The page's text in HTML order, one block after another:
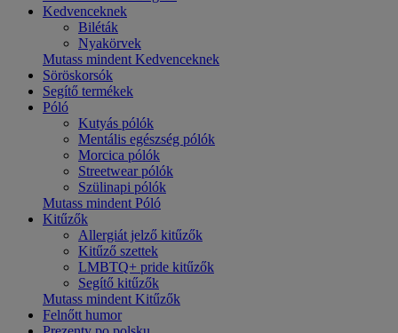
Kedvenceknek
Biléták
Nyakörvek
Mutass mindent Kedvenceknek
Söröskorsók
Segítő termékek
Póló
Kutyás pólók
Mentális egészség pólók
Morcica pólók
Streetwear pólók
Szülinapi pólók
Mutass mindent Póló
Kitűzők
Allergiát jelző kitűzők
Kitűző szettek
LMBTQ+ pride kitűzők
Segítő kitűzők
Mutass mindent Kitűzők
Felnőtt humor